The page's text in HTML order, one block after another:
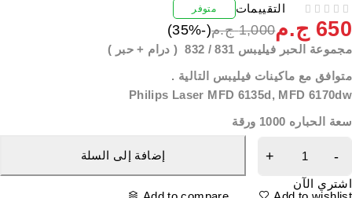
التقييمات متوفر
1,000 ج.م ج.م (-
35%)
الحبر فيليبس 831 / 832 ( درام + حبر )
مع ماكينات فيليبس التالية .
Philips Laser MFD 6135d, MFD
الحباره 1000 ورقة
إضافة إلى السلة
الآن